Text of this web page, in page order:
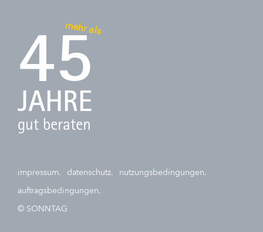
mehr als
45
JAHRE
gut beraten
impressum. datenschutz. nutzungsbedingungen.
auftragsbedingungen.
© SONNTAG